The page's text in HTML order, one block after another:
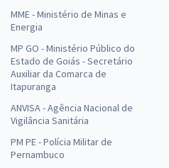
MME - Ministério de Minas e
Energia
MP GO - Ministério Público do
Estado de Goiás - Secretário
Auxiliar da Comarca de
Itapuranga
ANVISA - Agência Nacional de
Vigilância Sanitária
PM PE - Polícia Militar de
Pernambuco